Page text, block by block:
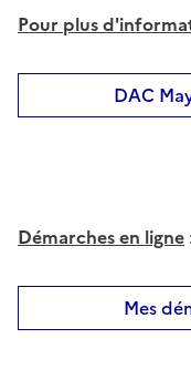
Pour plus
DAC
Démarchesen ligne :
Mes